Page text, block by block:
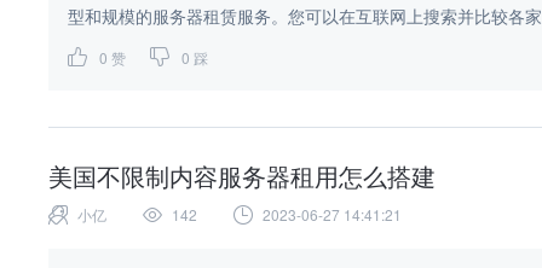
型和规模的服务器租赁服务。您可以在互联网上搜索并比较各
0 赞 0 踩
美国不限制内容服务器租用怎么搭建
小亿 142 2023-06-27 14:41:21